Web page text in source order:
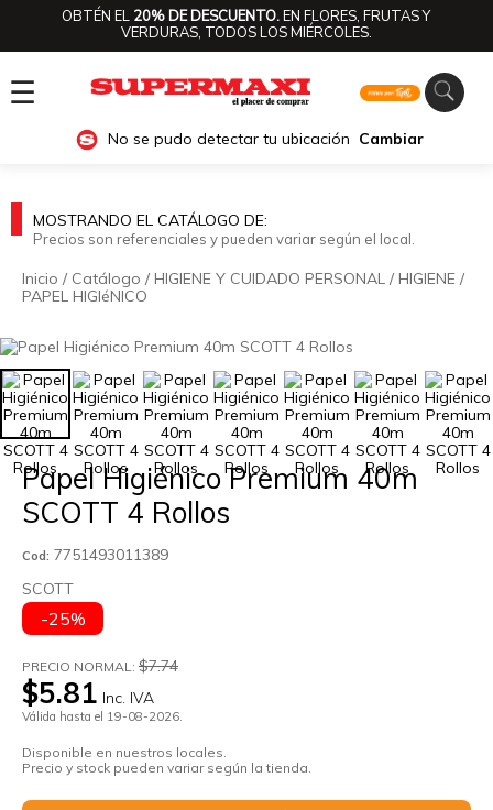
OBTÉN EL 20% DE DESCUENTO.EN FLORES, FRUTAS Y
VERDURAS, TODOS LOS MIÉRCOLES.
☰
No se pudo detectar tu ubicación Cambiar
MOSTRANDO EL CATÁLOGO DE:
Precios son referenciales y pueden variar según el local.
Inicio / Catálogo / HIGIENE Y CUIDADO PERSONAL / HIGIENE /
PAPEL HIGIéNICO
Papel Higiénico Premium 40m
SCOTT 4 Rollos
Cod: 7751493011389
SCOTT
-25%
PRECIO NORMAL: $7.74
$5.81 Inc. IVA
Válida hasta el 19-08-2026.
Disponible en nuestros locales.
Precio y stock pueden variar según la tienda.